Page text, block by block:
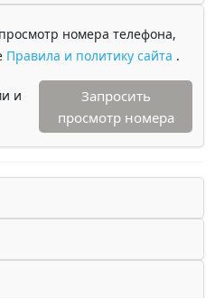
номера телефона,
Правила и политику сайта .
и
Запросить
просмотр номера